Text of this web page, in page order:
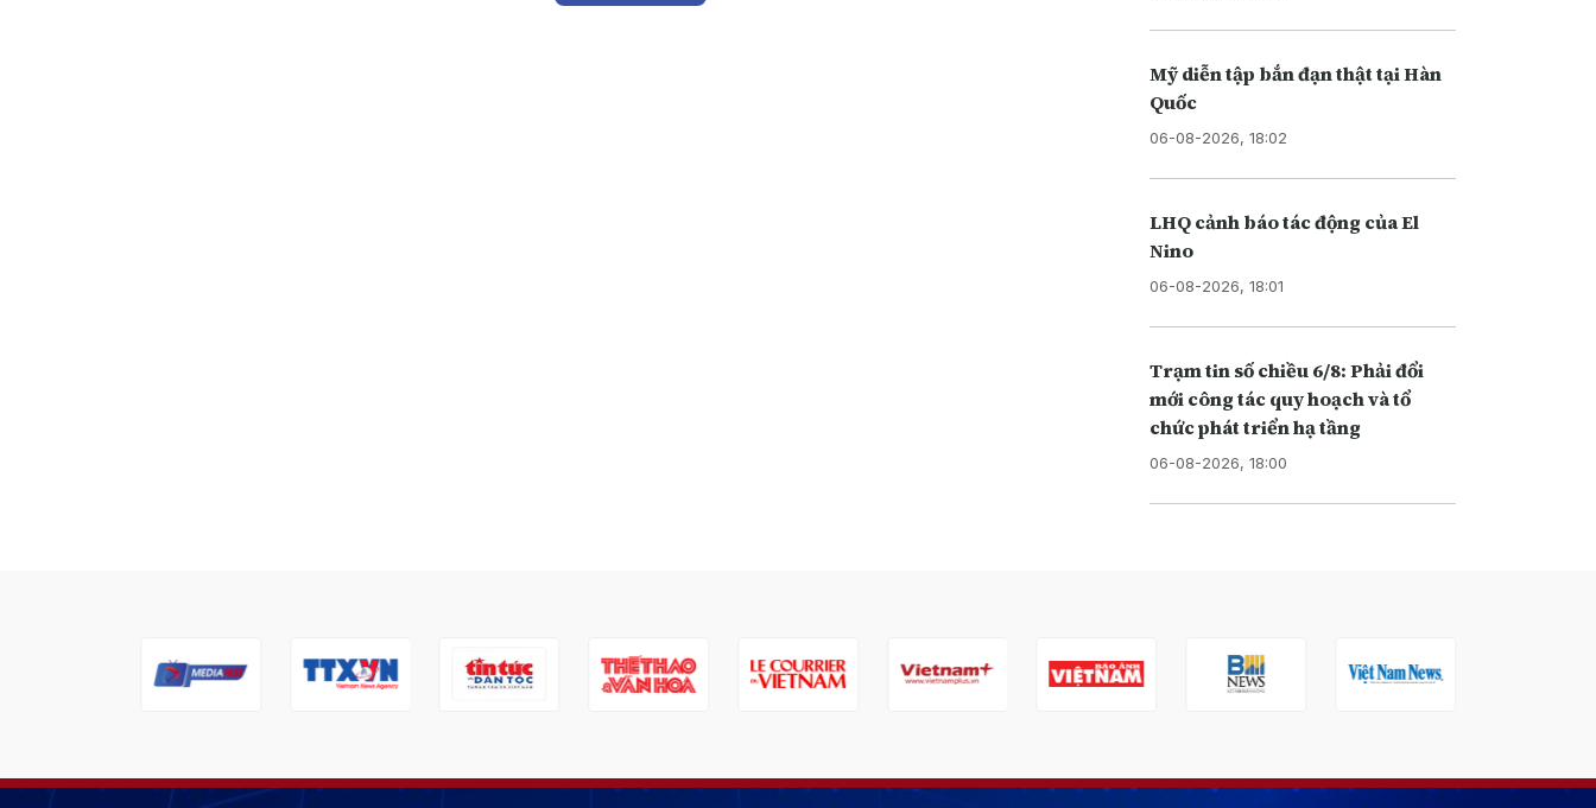
Mỹ diễn tập bắn đạn thật tại Hàn
Quốc
06-08-2026, 18:02
LHQ cảnh báo tác động của El
Nino
06-08-2026, 18:01
Trạm tin số chiều 6/8: Phải đổi
mới công tác quy hoạch và tổ
chức phát triển hạ tầng
06-08-2026, 18:00